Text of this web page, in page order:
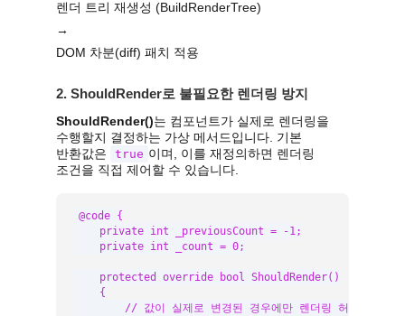
렌더 트리 재생성 (BuildRenderTree)
→
DOM 차분(diff) 패치 적용
2. ShouldRender로 불필요한 렌더링 방지
ShouldRender()는 컴포넌트가 실제로 렌더링을
수행할지 결정하는 가상 메서드입니다. 기본
반환값은
true 이며, 이를 재정의하면 렌더링
조건을 직접 제어할 수 있습니다.
@code {
    private int _previousCount = -1;
    private int _count = 0;
    protected override bool ShouldRender()
    {
        // 값이 실제로 변경된 경우에만 렌더링 허용